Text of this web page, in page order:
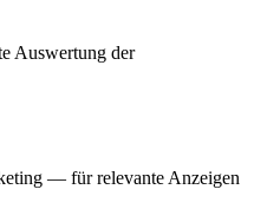
Auswertung der
— für relevante Anzeigen